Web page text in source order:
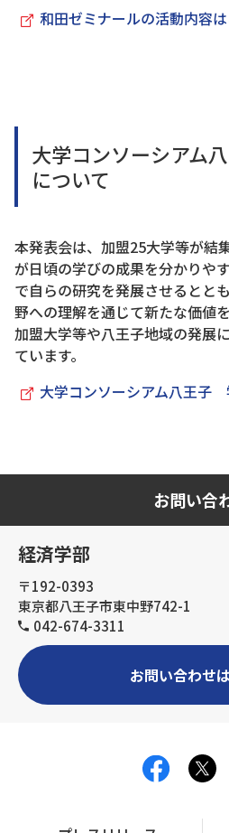
和田ゼミナールの活動内容
大学コンソーシアム
について
本発表会は、加盟25大学等が結
が日頃の学びの成果を分かりや
で自らの研究を発展させるとと
野への理解を通じて新たな価値
加盟大学等や八王子地域の発展
ています。
大学コンソーシアム八王子
お問い合
経済学部
〒192-0393
東京都八王子市東中野742-1
042-674-3311
お問い合わせ